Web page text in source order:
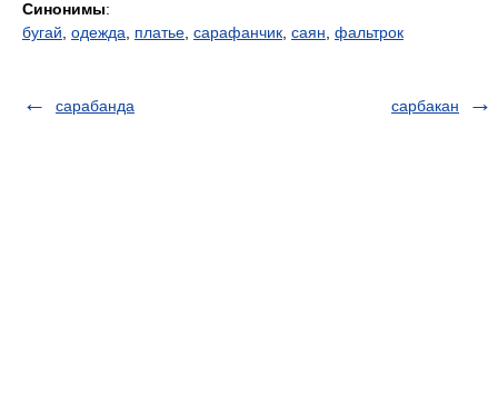
Синонимы:
бугай одежда платье сарафанчик саян фальтрок
сарабанда сарбакан